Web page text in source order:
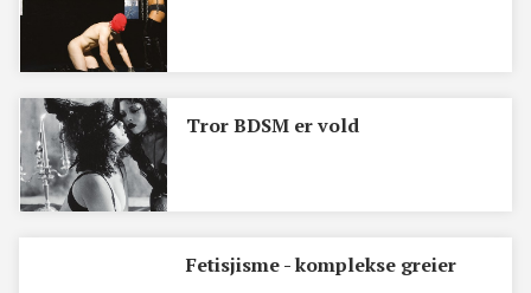
Tror BDSM er vold
Fetisjisme - komplekse greier